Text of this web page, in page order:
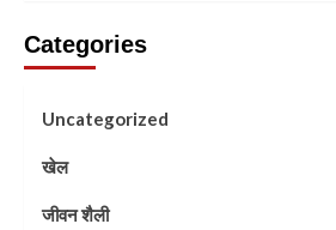
Categories
Uncategorized
खेल
जीवन शैली